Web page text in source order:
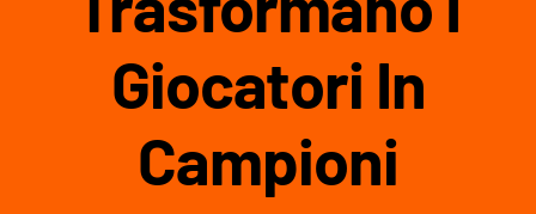
Giocatori In
Campioni